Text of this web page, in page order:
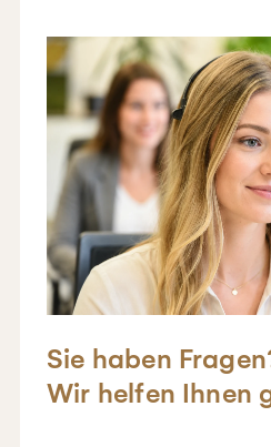
Sie haben
Wir helfen Ihnen